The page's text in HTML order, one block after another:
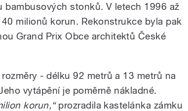
bambusových stonků. V letech 1996 až
milionů korun. Rekonstrukce byla pak
Grand Prix Obce architektů České
- délku 92 metrů a 13 metrů na
vytápění je poměrně nákladné.
korun,“prozradila kastelánka zámku